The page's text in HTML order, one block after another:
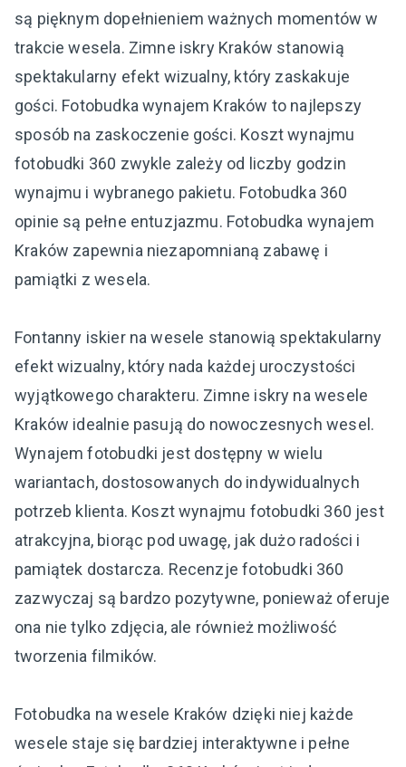
są pięknym dopełnieniem ważnych momentów w
trakcie wesela. Zimne iskry Kraków stanowią
spektakularny efekt wizualny, który zaskakuje
gości. Fotobudka wynajem Kraków to najlepszy
sposób na zaskoczenie gości. Koszt wynajmu
fotobudki 360 zwykle zależy od liczby godzin
wynajmu i wybranego pakietu. Fotobudka 360
opinie są pełne entuzjazmu. Fotobudka wynajem
Kraków zapewnia niezapomnianą zabawę i
pamiątki z wesela.
Fontanny iskier na wesele stanowią spektakularny
efekt wizualny, który nada każdej uroczystości
wyjątkowego charakteru. Zimne iskry na wesele
Kraków idealnie pasują do nowoczesnych wesel.
Wynajem fotobudki jest dostępny w wielu
wariantach, dostosowanych do indywidualnych
potrzeb klienta. Koszt wynajmu fotobudki 360 jest
atrakcyjna, biorąc pod uwagę, jak dużo radości i
pamiątek dostarcza. Recenzje fotobudki 360
zazwyczaj są bardzo pozytywne, ponieważ oferuje
ona nie tylko zdjęcia, ale również możliwość
tworzenia filmików.
Fotobudka na wesele Kraków dzięki niej każde
wesele staje się bardziej interaktywne i pełne